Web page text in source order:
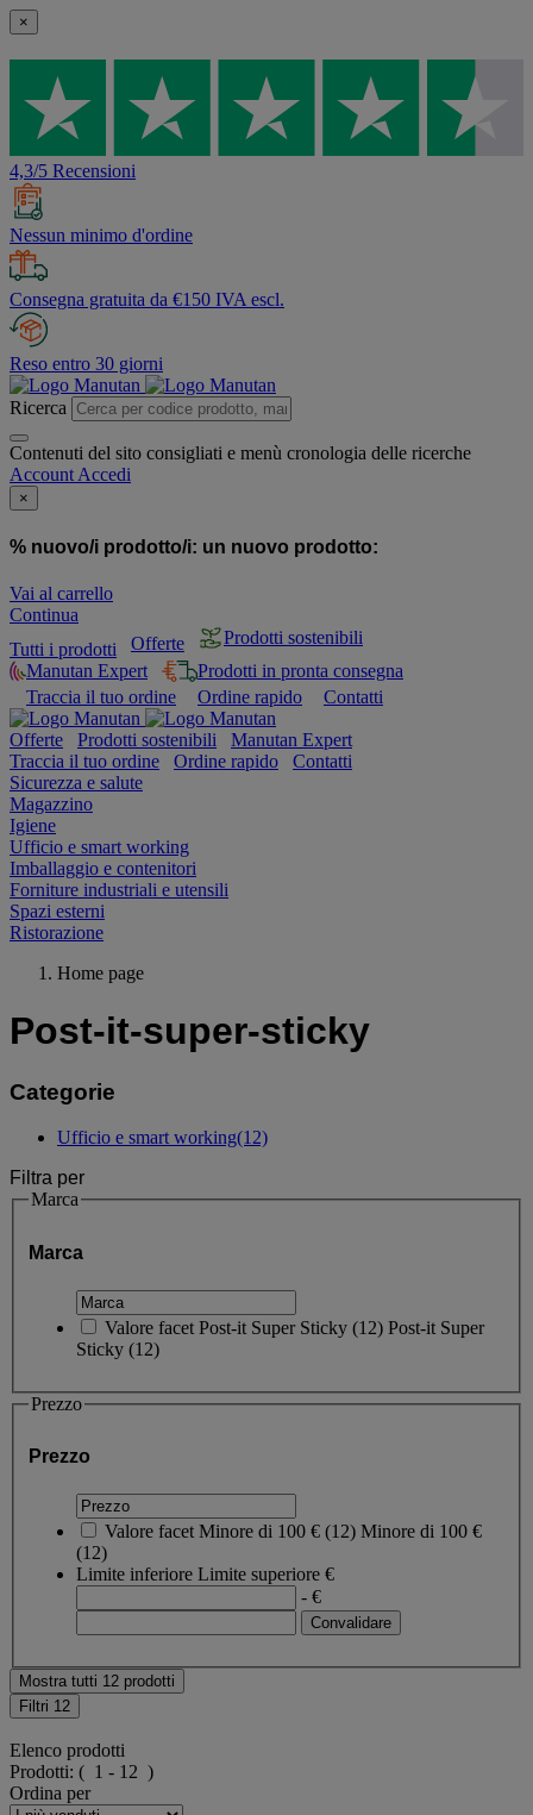
×
4,3/5 Recensioni
Nessun minimo d'ordine
Consegna gratuita da €150 IVA escl.
Reso entro 30 giorni
Ricerca
Contenuti del sito consigliati e menù cronologia delle ricerche
Account Accedi
×
% nuovo/i prodotto/i: un nuovo prodotto:
Vai al carrello
Continua
Tutti i prodotti
Offerte
Prodotti sostenibili
Manutan Expert
Prodotti in pronta consegna
Traccia il tuo ordine
Ordine rapido Contatti
Offerte Prodotti sostenibili
Manutan Expert
Traccia il tuo ordine
Ordine rapido
Contatti
Sicurezza e salute
Magazzino
Igiene
Ufficio e smart working
Imballaggio e contenitori
Forniture industriali e utensili
Spazi esterni
Ristorazione
Home page
Post-it-super-sticky
Categorie
Ufficio e smart working(12)
Filtra per
Marca
Marca
Valore facet Post-it Super Sticky (12) Post-it Super
Sticky (12)
Prezzo
Prezzo
Valore facet Minore di 100 € (12) Minore di 100 €
(12)
Limite inferiore Limite superiore €
- €
Mostra tutti 12 prodotti
Filtri 12
Elenco prodotti
Prodotti: ( 1 - 12 )
Ordina per